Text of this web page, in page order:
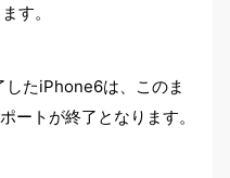
す。
たiPhone6は、このま
ートが終了となります。